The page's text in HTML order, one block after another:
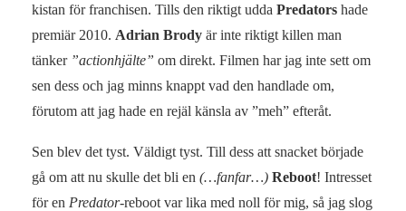
kistan för franchisen. Tills den riktigt udda Predators hade
premiär 2010. Adrian Brody är inte riktigt killen man
tänker ”actionhjälte” om direkt. Filmen har jag inte sett om
sen dess och jag minns knappt vad den handlade om,
förutom att jag hade en rejäl känsla av ”meh” efteråt.
Sen blev det tyst. Väldigt tyst. Till dess att snacket började
gå om att nu skulle det bli en (…fanfar…) Reboot! Intresset
för en Predator-reboot var lika med noll för mig, så jag slog